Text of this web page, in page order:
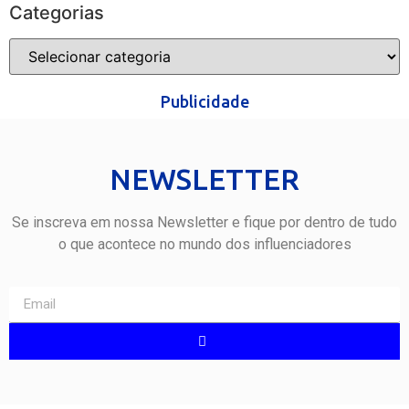
Categorias
Publicidade
NEWSLETTER
Se inscreva em nossa Newsletter e fique por dentro de tudo
o que acontece no mundo dos influenciadores